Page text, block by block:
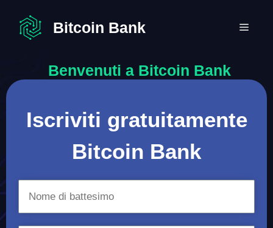
contenuto
Bitcoin Bank
Benvenuti a Bitcoin Bank
Iscriviti gratuitamente
Bitcoin Bank